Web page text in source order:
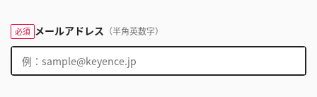
必須 メールアドレス （半角英数字）